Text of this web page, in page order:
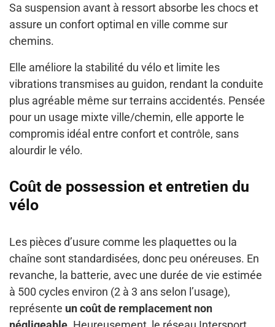
Sa suspension avant à ressort absorbe les chocs et
assure un confort optimal en ville comme sur
chemins.
Elle améliore la stabilité du vélo et limite les
vibrations transmises au guidon, rendant la conduite
plus agréable même sur terrains accidentés. Pensée
pour un usage mixte ville/chemin, elle apporte le
compromis idéal entre confort et contrôle, sans
alourdir le vélo.
Coût de possession et entretien du
vélo
Les pièces d’usure comme les plaquettes ou la
chaîne sont standardisées, donc peu onéreuses. En
revanche, la batterie, avec une durée de vie estimée
à 500 cycles environ (2 à 3 ans selon l’usage),
représente un coût de remplacement non